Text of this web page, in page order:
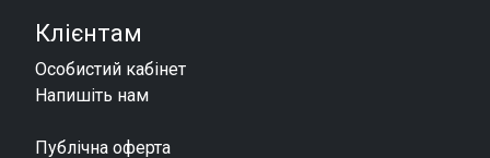
Клієнтам
Особистий кабінет
Напишіть нам
Публічна оферта